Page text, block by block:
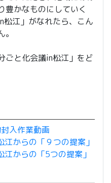
豊かなものにしていく
松江」がなれたら、こん
ごと化会議in松江」をど
入作業動画
からの「９つの提案」
からの「5つの提案」